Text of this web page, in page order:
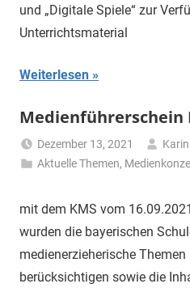
und „Digitale Spiele“ zur
Unterrichtsmaterial
Weiterlesen
Medienführerschein
Dezember 13, 2021
Aktuelle Themen,
mit dem KMS vom
wurden die bayerischen
medienerzieherische
berücksichtigen sowie die